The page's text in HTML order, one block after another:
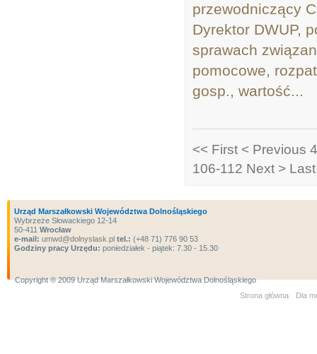
przewodniczący
Dyrektor DWUP,
sprawach
pomocowe,
gosp., wartość...
<< First < Previous
106-112 Next >
Urząd Marszałkowski Województwa Dolnośląskiego
Wybrzeże Słowackiego 12-14
50-411 Wrocław
e-mail: umwd@dolnyslask.pl tel.: (+48 71) 776 90 53
Godziny pracy Urzędu: poniedziałek - piątek: 7.30 - 15.30
Copyright ® 2009 Urząd Marszałkowski Województwa Dolnośląskiego
Strona główna
Dla